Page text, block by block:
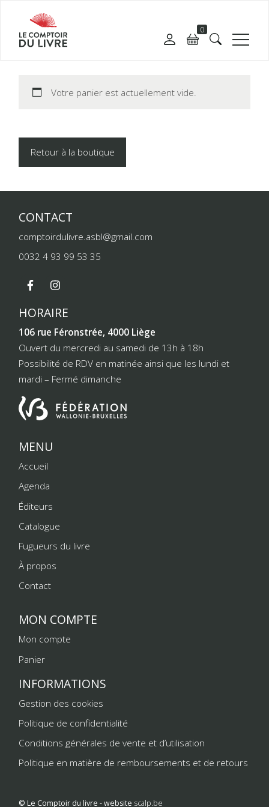
0
Votre panier est actuellement vide.
Retour à la boutique
CONTACT
comptoirdulivre.asbl@gmail.com
0032 4 93 99 53 35
HORAIRE
106 rue Féronstrée, 4000 Liège
Ouvert du mercredi au samedi de 13h à 18h
Possibilité de RDV en matinée ainsi que les lundi et
mardi – Fermé dimanche
MENU
Accueil
Agenda
Éditeurs
Catalogue
Fugueurs du livre
À propos
Contact
MON COMPTE
Mon compte
Panier
INFORMATIONS
Gestion des cookies
Politique de confidentialité
Conditions générales de vente et d’utilisation
Politique en matière de remboursements et de retours
© Le Comptoir du livre - website scalp.be